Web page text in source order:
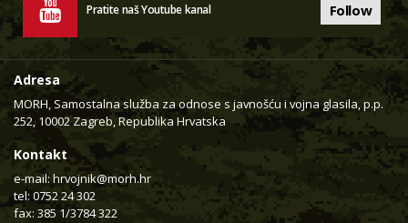
Pratite naš Youtube kanal Follow
Adresa
MORH, Samostalna služba za odnose s javnošću i vojna glasila, p.p.
252, 10002 Zagreb, Republika Hrvatska
Kontakt
e-mail: hrvojnik@morh.hr
tel: 0752 24 302
fax: 385 1/3784 322